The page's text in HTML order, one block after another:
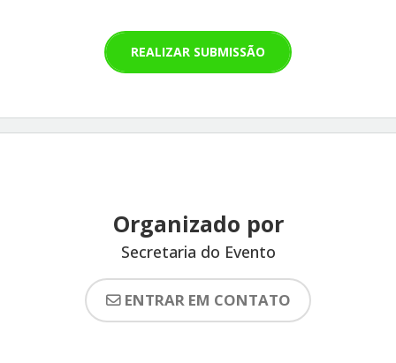
REALIZAR SUBMISSÃO
Organizado por
Secretaria do Evento
ENTRAR EM CONTATO